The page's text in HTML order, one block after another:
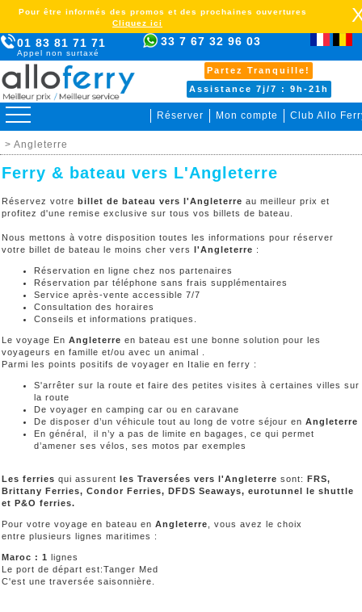
01 83 81 71 71
Appel non surtaxé
33 7 67 32 96 03
Partez Tranquille!
Assistance 7j/7 : 9h-21h
Réserver Mon compte Club Allo
Pour être informés des promos et des prochaines ouvertures
Cliquez ici
> Angleterre
Ferry & bateau vers L'Angleterre
Réservez votre billet de bateau vers l'Angleterre au meilleur prix et
profitez d'une remise exclusive sur tous vos billets de bateau.
Nous mettons à votre disposition toutes les informations pour réserver
votre billet de bateau le moins cher vers l'Angleterre :
Réservation en ligne chez nos partenaires
Réservation par téléphone sans frais supplémentaires
Service après-vente accessible 7/7
Consultation des horaires
Conseils et informations pratiques.
Le voyage En Angleterre en bateau est une bonne solution pour les
voyageurs en famille et/ou avec un animal .
Parmi les points positifs de voyager en Italie en ferry :
S'arrêter sur la route et faire des petites visites à certaines villes sur
la route
De voyager en camping car ou en caravane
De disposer d’un véhicule tout au long de votre séjour en Angleterre
En général, il n’y a pas de limite en bagages, ce qui permet
d’amener ses vélos, ses motos par exemples
Les ferries qui assurent les Traversées vers l'Angleterre sont: FRS,
Brittany Ferries, Condor Ferries, DFDS Seaways, eurotunnel le shuttle
et P&O ferries.
Pour votre voyage en bateau en Angleterre , vous avez le choix
entre plusieurs lignes maritimes :
Maroc : 1 lignes
Le port de départ est:Tanger Med
C'est une traversée saisonnière.